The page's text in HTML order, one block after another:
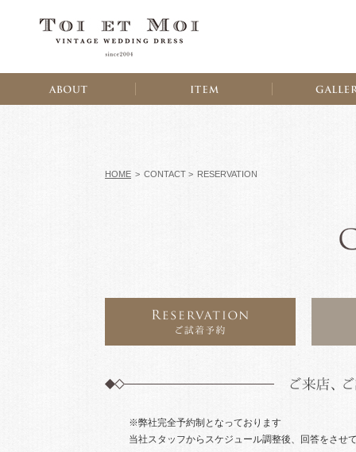
HOME > CONTACT > RESERVATION
※弊社完全予約制となっております
当社スタッフからスケジュール調整後、回答をさせ